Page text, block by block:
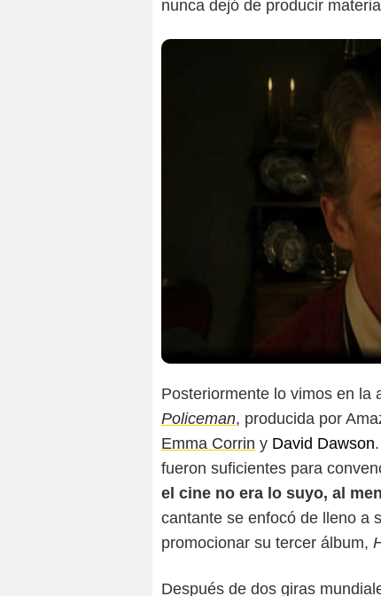
nunca dejó de producir
Posteriormente lo vimos en la
Policeman, producida por
Emma Corrin y David Dawson
fueron suficientes para
el cine no era lo suyo, al
cantante se enfocó de lleno a
promocionar su tercer álbum,
Después de dos giras